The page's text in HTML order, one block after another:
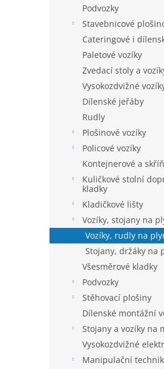
Podvozky
Stavebnicové
Cateringové i
Paletové vozíky
Zvedací stoly a
Vysokozdvižné
Dílenské jeřáby
Rudly
Plošinové vozíky
Policové vozíky
Kontejnerové a
Kuličkové stolní
kladky
Kladičkové lišty
Vozíky, stojany na
Vozíky, rudly na
Stojany, držáky na
Všesměrové kladky
Podvozky
Stěhovací plošiny
Dílenské montážní
Stojany a vozíky na
Vysokozdvižné
Manipulační